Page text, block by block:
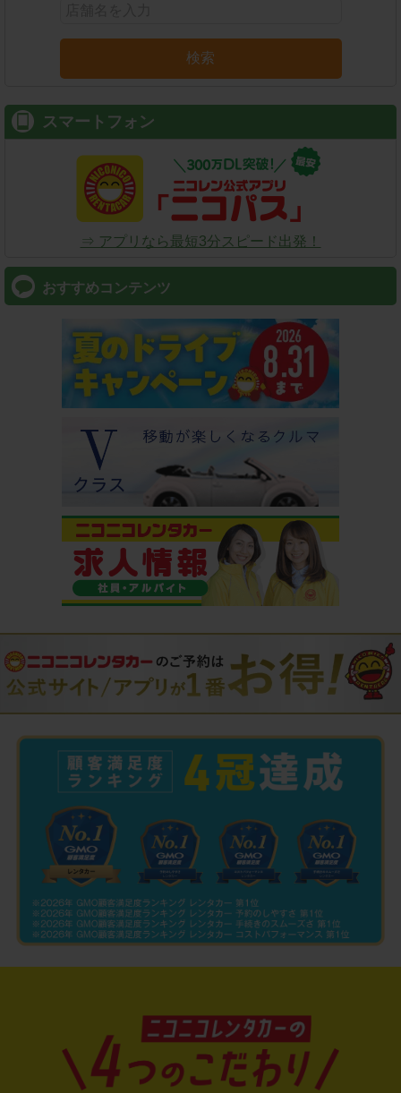
検索
スマートフォン
⇒ アプリなら最短3分スピード出発！
おすすめコンテンツ